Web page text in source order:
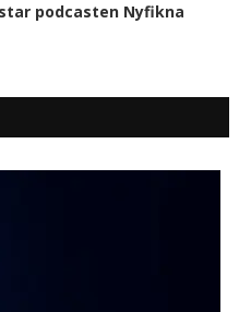
podcasten Nyfikna